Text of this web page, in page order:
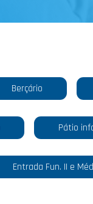
Berçário
Pátio
Entrada Fun. II e